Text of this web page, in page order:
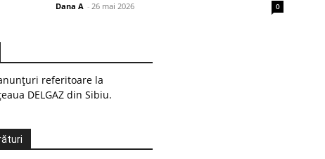
Dana A - 26 mai 2026 0
referitoare la
DELGAZ din Sibiu.